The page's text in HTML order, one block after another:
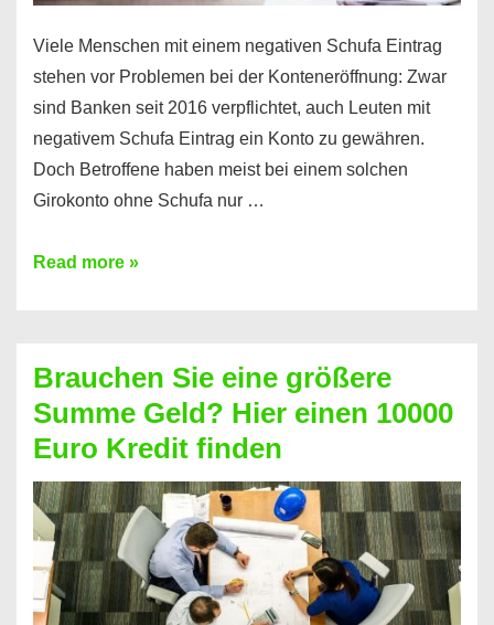
Viele Menschen mit einem negativen Schufa Eintrag
stehen vor Problemen bei der Konteneröffnung: Zwar
sind Banken seit 2016 verpflichtet, auch Leuten mit
negativem Schufa Eintrag ein Konto zu gewähren.
Doch Betroffene haben meist bei einem solchen
Girokonto ohne Schufa nur …
Günstiges
Geht
das
überhaupt?
Na
klar!
Read more »
Brauchen Sie eine größere
Summe Geld? Hier einen 10000
Euro Kredit finden